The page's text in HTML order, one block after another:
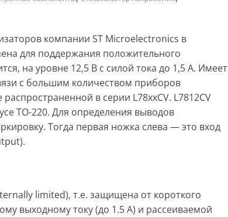
компании ST Microelectronics в
для поддержания положительного
на уровне 12,5 В с силой тока до 1,5 А. Имеет
с большим количеством приборов
в серии L78xxCV. L7812CV
ТО-220. Для определения выводов
Тогда первая ножка слева — это вход
limited), т.е. защищена от короткого
выходному току (до 1.5 А) и рассеиваемой